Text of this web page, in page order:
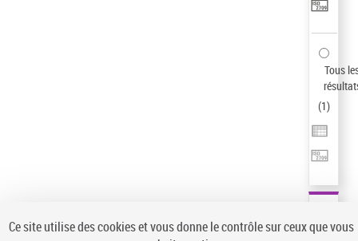
Tous
(1)
Ce site utilise des cookies et vous donne le contrôle sur ceux que vous